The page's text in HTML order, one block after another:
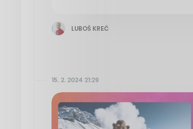
LUBOŠ KREČ
15. 2. 2024 21:29